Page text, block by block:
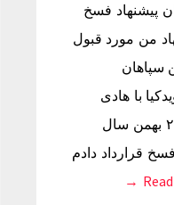
پیشنهاد فسخ
من مورد قبول
سپاهان
با هادی
عقیلی تماس گرفت؟ در ۲۳ بهمن سال
قرارداد دادم